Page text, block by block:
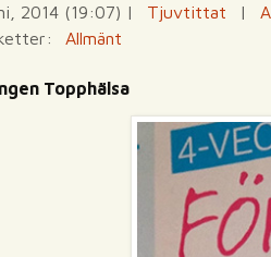
2014 (19:07) | Tjuvtittat |
Allmänt
Topphälsa